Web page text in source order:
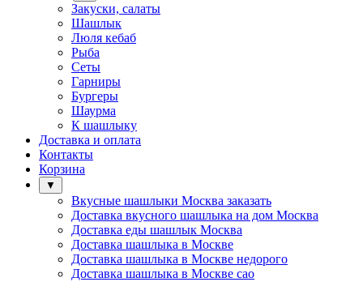
Закуски, салаты
Шашлык
Люля кебаб
Рыба
Сеты
Гарниры
Бургеры
Шаурма
К шашлыку
Доставка и оплата
Контакты
Корзина
▼
Вкусные шашлыки Москва заказать
Доставка вкусного шашлыка на дом Москва
Доставка еды шашлык Москва
Доставка шашлыка в Москве
Доставка шашлыка в Москве недорого
Доставка шашлыка в Москве сао